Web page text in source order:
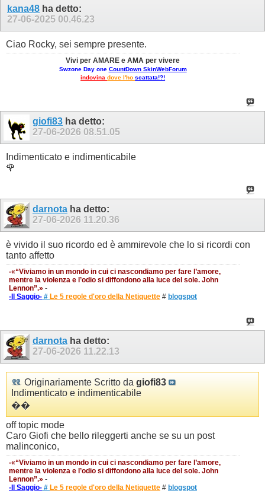
kana48 ha detto:
27-06-2025 00.46.23
Ciao Rocky, sei sempre presente.
Vivi per AMARE e AMA per vivere
Swzone Day one CountDown SkinWebForum
indovinadove l'hoscattata!?!
giofi83 ha detto:
27-06-2026 08.51.05
Indimenticato e indimenticabile
🌹
darnota ha detto:
27-06-2026 11.20.36
è vivido il suo ricordo ed è ammirevole che lo si ricordi con
tanto affetto
-«“Viviamo in un mondo in cui ci nascondiamo per fare l’amore,
mentre la violenza e l’odio si diffondono alla luce del sole. John
Lennon”.» -
-Il Saggio- # Le 5 regole d'oro della Netiquette # blogspot
darnota ha detto:
27-06-2026 11.22.13
Originariamente Scritto da giofi83
Indimenticato e indimenticabile
��
off topic mode
Caro Giofi che bello rileggerti anche se su un post
malinconico,
-«“Viviamo in un mondo in cui ci nascondiamo per fare l’amore,
mentre la violenza e l’odio si diffondono alla luce del sole. John
Lennon”.» -
-Il Saggio- # Le 5 regole d'oro della Netiquette # blogspot